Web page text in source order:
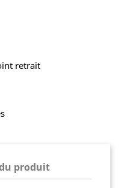
retrait
produit